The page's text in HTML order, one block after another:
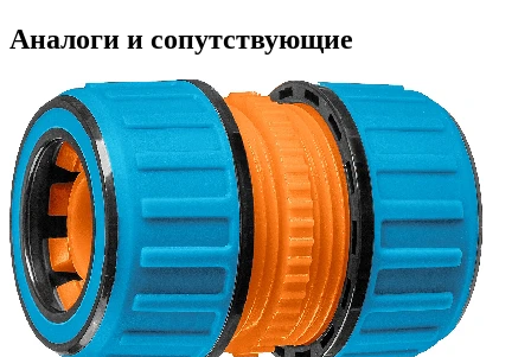
Аналоги и сопутствующие